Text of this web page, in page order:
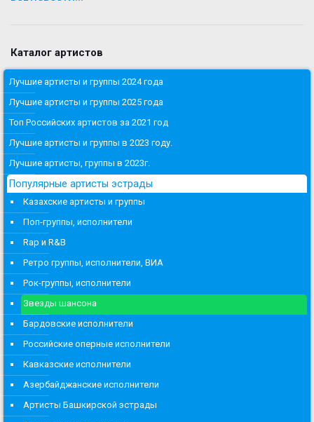
Каталог артистов
Лучшие артисты и группы 2024 года
Лучшие артисты и группы 2025 года
Топ Российских артистов за 2021 год
Лучшие артисты и группы в 2023 году.
Лучшие артисты, группы в 2023г.
Популярные артисты эстрады
Казахские артисты и группы
Поп-группы, исполнители
Rap и R&B
Ретро группы, исполнители, ВИА
Рок-группы, исполнители
Звезды шансона
Бардовские исполнители
Российские оперные исполнители
Кавказские исполнители
Азербайджанские исполнители
Артисты Башкирской эстрады